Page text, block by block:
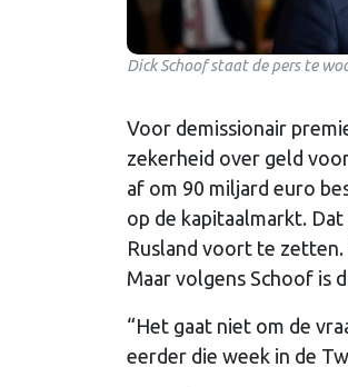
Dick Schoof staat de pers te
Voor demissionair
zekerheid over geld
af om 90 miljard euro
op de kapitaalmarkt.
Rusland voort te
Maar volgens Schoof is
“Het gaat niet om de
eerder die week in de